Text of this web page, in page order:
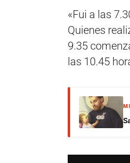
«Fui a las
Quienes
9.35
las 10.45